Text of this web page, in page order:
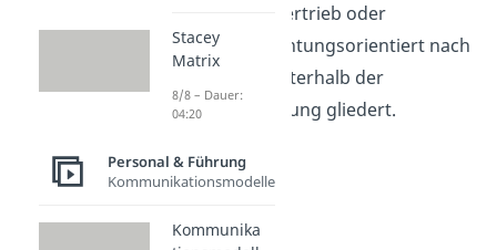
z.B. Produktion, Vertrieb oder
Verwaltung verrichtungsorientiert nach
Spezialisierung unterhalb der
Unternehmensleitung gliedert.
Stacey
Matrix
8/8 – Dauer:
04:20
Personal & Führung
Kommunikationsmodelle
Kommunika